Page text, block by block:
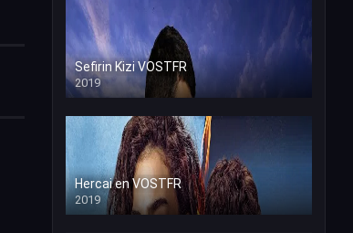
Sefirin Kizi VOSTFR
2019
Hercai en VOSTFR
2019